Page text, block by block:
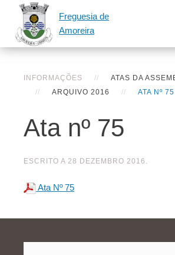
Freguesia de
Amoreira
INFORMAÇÕES
ATAS DA
ARQUIVO 2016
ATA Nº 75
Ata nº 75
ESCRITO A 28 DEZEMBRO 2016 .
Ata Nº 75